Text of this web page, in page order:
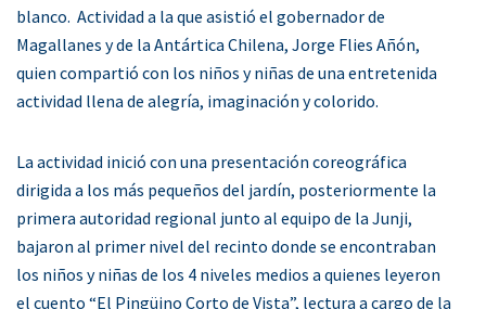
blanco. Actividad a la que asistió el gobernador de
Magallanes y de la Antártica Chilena, Jorge Flies Añón,
quien compartió con los niños y niñas de una entretenida
actividad llena de alegría, imaginación y colorido.
La actividad inició con una presentación coreográfica
dirigida a los más pequeños del jardín, posteriormente la
primera autoridad regional junto al equipo de la Junji,
bajaron al primer nivel del recinto donde se encontraban
los niños y niñas de los 4 niveles medios a quienes leyeron
el cuento “El Pingüino Corto de Vista”, lectura a cargo de la